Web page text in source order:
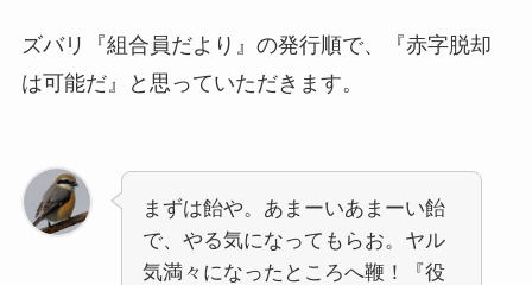
ズバリ『組合員だより』の発行順で、『赤字脱却
は可能だ』と思っていただきます。
まずは飴や。あまーいあまーい飴
で、やる気になってもらお。ヤル
気満々になったところへ鞭！『役